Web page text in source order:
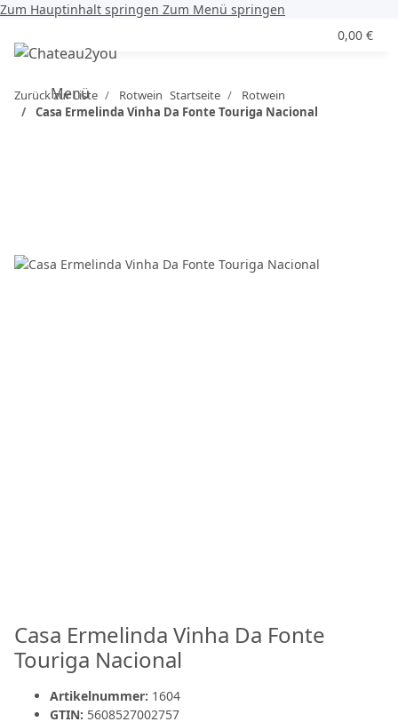
Zum Hauptinhalt springen Zum Menü springen
Menü
0,00 €
Zurück zur Liste Rotwein Startseite
Rotwein
Casa Ermelinda Vinha Da Fonte Touriga Nacional
Casa Ermelinda Vinha Da Fonte
Touriga Nacional
Artikelnummer: 1604
GTIN: 5608527002757